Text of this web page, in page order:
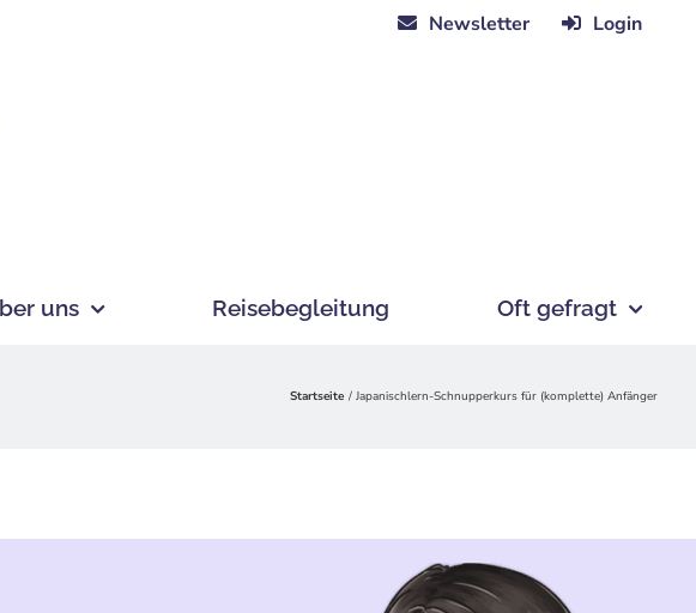
Newsletter Login
uns Reisebegleitung Oft gefragt
Startseite Japanischlern-Schnupperkurs für (komplette) Anfänger